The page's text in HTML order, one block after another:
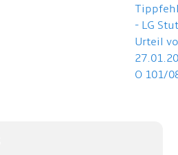
- LG
Urteil
O 101/